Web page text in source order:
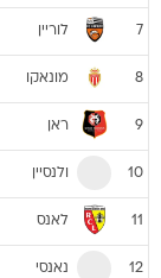
7 לוריין
8 מונאקו
9 ראן
10 ולנסיין
11 לאנס
12 נאנסי